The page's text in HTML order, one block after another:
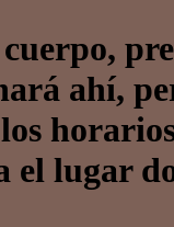
ahí,
el lugar